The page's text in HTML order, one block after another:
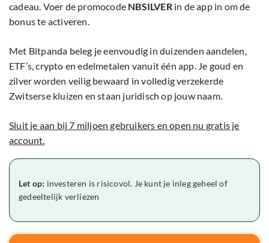
cadeau. Voer de promocode NBSILVERin de app in om de
bonus te activeren.
Met Bitpanda beleg je eenvoudig in duizenden aandelen,
ETF’s, crypto en edelmetalen vanuit één app. Je goud en
zilver worden veilig bewaard in volledig verzekerde
Zwitserse kluizen en staan juridisch op jouw naam.
Sluit je aan bij 7 miljoen gebruikers en open nu gratis je
account.
Let op: investeren is risicovol. Je kunt je inleg geheel of
gedeeltelijk verliezen